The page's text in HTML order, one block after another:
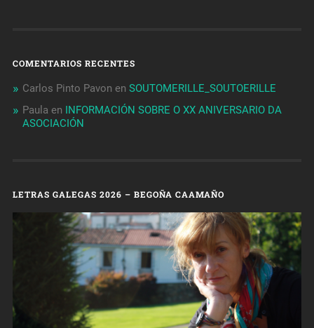
COMENTARIOS RECENTES
Carlos Pinto Pavon en SOUTOMERILLE_SOUTOERILLE
Paula en INFORMACIÓN SOBRE O XX ANIVERSARIO DA
ASOCIACIÓN
LETRAS GALEGAS 2026 – BEGOÑA CAAMAÑO